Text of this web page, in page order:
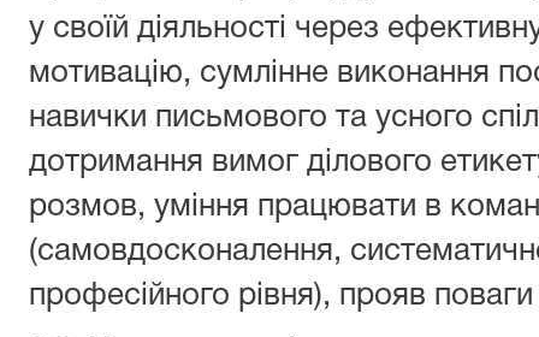
у своїй діяльності через
мотивацію, сумлінне виконання
навички письмового та усного
дотримання вимог ділового
розмов, уміння працювати в
(самовдосконалення,
професійного рівня), прояв